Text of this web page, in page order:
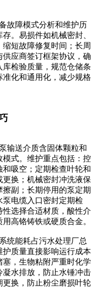
障模式分析和维护历
。易损件如机械密封、
短故障修复时间；长周
应商签订框架协议，确
检验质量，规范仓储条
化和通用化，减少规格
送介质含固体颗粒和
模式。维护重点包括：控
吸空；定期检查叶轮和
换；机械密封冲洗液保
副；长期停用的泵定期
电缆入口密封定期检
选择合适材质，酸性介
高铬铸铁或硬质合金。
能耗占污水处理厂总
质量直接影响运行成本
，生物粘附严重时化学
水排放，防止水锤冲击
换，防止粉尘磨损叶轮